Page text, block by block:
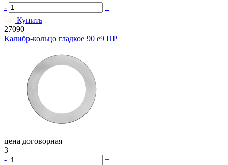
-
+
Купить
27090
Калибр-кольцо гладкое 90 e9 ПР
цена договорная
3
-
+